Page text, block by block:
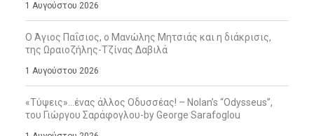
1 Αυγούστου 2026
Ο Άγιος Παΐσιος, ο Μανώλης Μητσιάς και η διάκρισις,
της Ωραιοζήλης-Τζίνας Δαβιλά
1 Αυγούστου 2026
«Τύψεις»…ένας άλλος Οδυσσέας! – Nolan’s “Odysseus”,
του Γιώργου Σαράφογλου-by George Sarafoglou